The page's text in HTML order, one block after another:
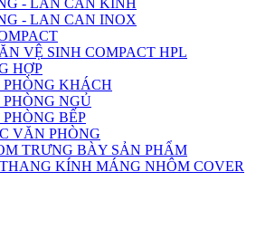
- LAN CAN INOX
VỆ SINH COMPACT HPL
HỢP
KHÁCH
NGỦ
BẾP
VĂN PHÒNG
TRƯNG BÀY SẢN PHẨM
KÍNH MÁNG NHÔM COVER